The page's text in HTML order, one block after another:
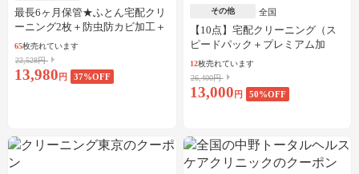
最長6ヶ月保管★ふとん宅配クリ
ーニング2枚＋防虫防カビ加工＋
しみ抜き
65枚売れています
22,528円
13,980 円 37%OFF
その他 全国
【10点】宅配クリーニング（ス
ピードパック＋プレミアム加
工）
12枚売れています
26,400円
13,000 円 50%OFF